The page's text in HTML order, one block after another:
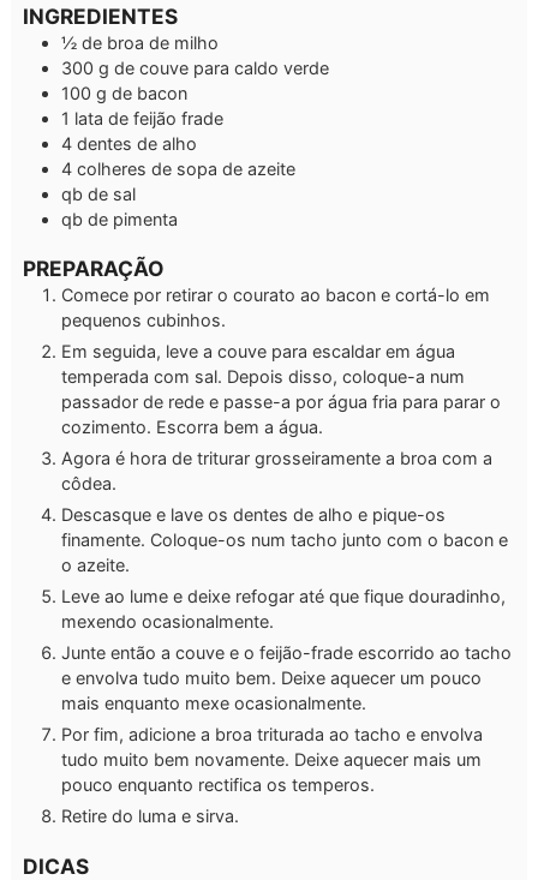
INGREDIENTES
½ de broa de milho
300 g de couve para caldo verde
100 g de bacon
1 lata de feijão frade
4 dentes de alho
4 colheres de sopa de azeite
qb de sal
qb de pimenta
PREPARAÇÃO
Comece por retirar o courato ao bacon e cortá-lo em
pequenos cubinhos.
Em seguida, leve a couve para escaldar em água
temperada com sal. Depois disso, coloque-a num
passador de rede e passe-a por água fria para parar o
cozimento. Escorra bem a água.
Agora é hora de triturar grosseiramente a broa com a
côdea.
Descasque e lave os dentes de alho e pique-os
finamente. Coloque-os num tacho junto com o bacon e
o azeite.
Leve ao lume e deixe refogar até que fique douradinho,
mexendo ocasionalmente.
Junte então a couve e o feijão-frade escorrido ao tacho
e envolva tudo muito bem. Deixe aquecer um pouco
mais enquanto mexe ocasionalmente.
Por fim, adicione a broa triturada ao tacho e envolva
tudo muito bem novamente. Deixe aquecer mais um
pouco enquanto rectifica os temperos.
Retire do luma e sirva.
DICAS